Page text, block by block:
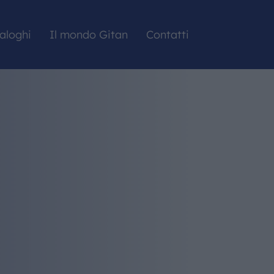
Il mondo Gitan Contatti